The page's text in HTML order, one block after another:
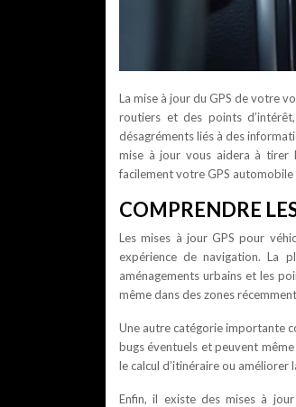
La mise à jour du GPS de votre
routiers et des points
désagréments liés à des
mise à jour vous aidera à tirer
facilement votre GPS
COMPRENDRE
Les mises à jour GPS pour
expérience de navigation. La
aménagements urbains et les
même dans des zones
Une autre catégorie importante
bugs éventuels et peuvent
le calcul d’itinéraire ou améliorer
Enfin, il existe des mises à